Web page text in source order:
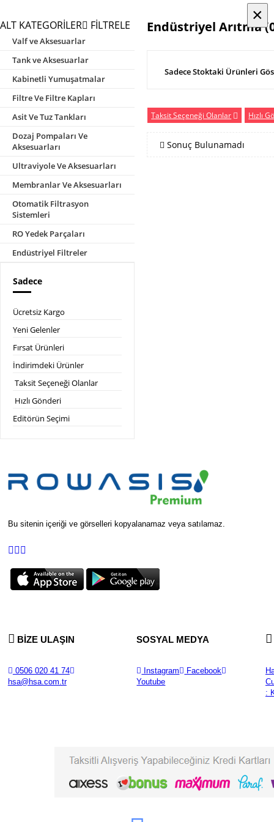
ALT KATEGORİLER FİLTRELE
Valf ve Aksesuarlar
Tank ve Aksesuarlar
Kabinetli Yumuşatmalar
Filtre Ve Filtre Kapları
Asit Ve Tuz Tankları
Dozaj Pompaları Ve
Aksesuarları
Ultraviyole Ve Aksesuarları
Membranlar Ve Aksesuarları
Otomatik Filtrasyon
Sistemleri
RO Yedek Parçaları
Endüstriyel Filtreler
Sadece
Ücretsiz Kargo
Yeni Gelenler
Fırsat Ürünleri
İndirimdeki Ürünler
Taksit Seçeneği Olanlar
Hızlı Gönderi
Editörün Seçimi
Endüstriyel Arıtma
Sadece Stoktaki Ürünleri
Taksit Seçeneği Olanlar Hızlı
Sonuç Bulunamadı
Bu sitenin içeriği ve görselleri kopyalanamaz veya satılamaz.
BİZE ULAŞIN
0506 020 41 74
hsa@hsa.com.tr
SOSYAL MEDYA
Instagram
Facebook
Youtube
:
×
×